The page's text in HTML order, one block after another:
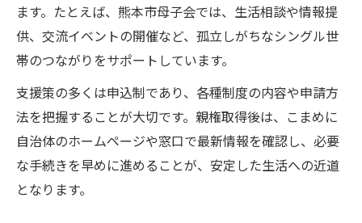
ます。たとえば、熊本市母子会では、生活相談や情報提
供、交流イベントの開催など、孤立しがちなシングル世
帯のつながりをサポートしています。
支援策の多くは申込制であり、各種制度の内容や申請方
法を把握することが大切です。親権取得後は、こまめに
自治体のホームページや窓口で最新情報を確認し、必要
な手続きを早めに進めることが、安定した生活への近道
となります。